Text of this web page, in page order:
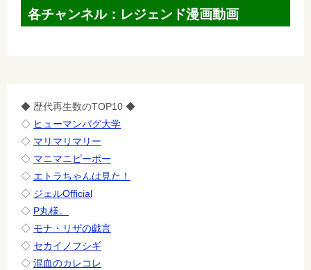
各チャンネル：レジェンド漫画動画
◆ 歴代再生数のTOP10 ◆
◇ ヒューマンバグ大学
◇ マリマリマリー
◇ マニマニピーポー
◇ エトラちゃんは見た！
◇ ジェルOfficial
◇ P丸様。
◇ モナ・リザの戯言
◇ セカイノフシギ
◇ 混血のカレコレ